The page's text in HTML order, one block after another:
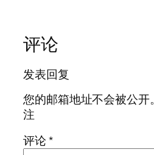
评论
发表回复
您的邮箱地址不会被公开。
注
评论*